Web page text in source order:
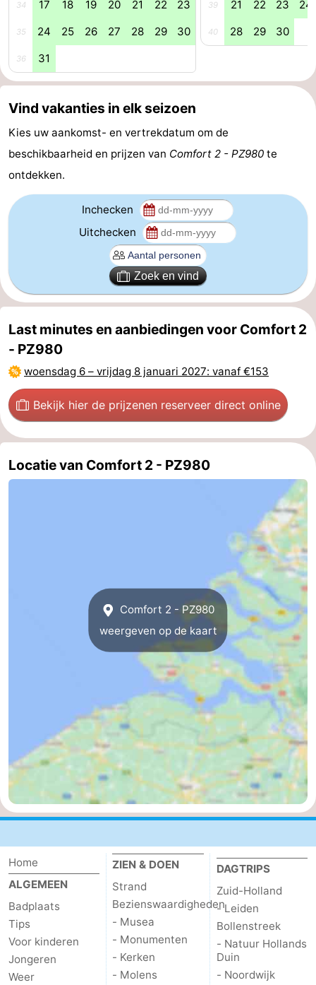
Zwembaden
Fietsen
-
Wandelen
Paardrijden
-
Golfbanen
-
Surfen
-
en
drinken
Zeehonden
Evenementen
Praktisch
Jongeren
Forum
Route
-
Natuur
Hollands
Duin
Noordwijk
-
Katwijk
-
Scheveningen
-
Den
Haag
-
Rotterdam
-
Rockanje
Zeeland
Schouwen-
34 17 18 19 20 21 22 23
35 24 25 26 27 28 29 30
36 31
39 21 22 23 24
40 28 29 30
Vind vakanties in elk seizoen
Kies uw aankomst- en vertrekdatum om de
beschikbaarheid en prijzen van Comfort 2 - PZ980 te
ontdekken.
Inchecken
Uitchecken
Zoek en vind
Last minutes en aanbiedingen voor Comfort 2
- PZ980
woensdag 6 – vrijdag 8 januari 2027: vanaf €153
Bekijk hier de prijzenen reserveer direct online
Locatie van Comfort 2 - PZ980
Comfort 2 - PZ980
weergeven op de kaart
Home
ALGEMEEN
Badplaats
Tips
Voor kinderen
Jongeren
Weer
ZIEN & DOEN
Strand
Bezienswaardigheden
- Musea
- Monumenten
- Kerken
- Molens
DAGTRIPS
Zuid-Holland
- Leiden
Bollenstreek
- Natuur Hollands
Duin
- Noordwijk